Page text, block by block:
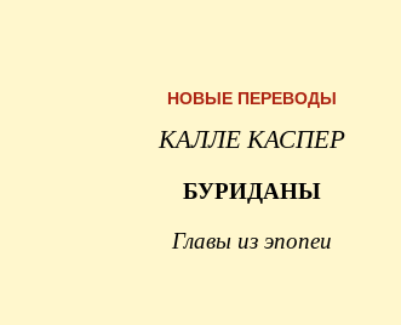
НОВЫЕ ПЕРЕВОДЫ
КАЛЛЕ КАСПЕР
БУРИДАНЫ
Главы из эпопеи